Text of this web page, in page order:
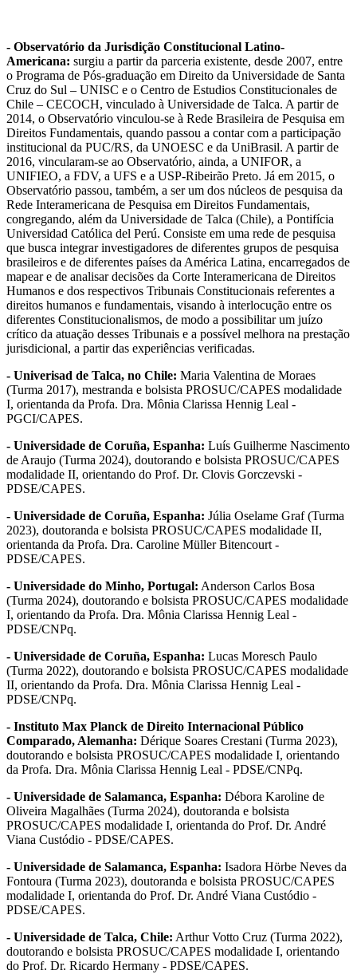
- Observatório da Jurisdição Constitucional Latino-
Americana: surgiu a partir da parceria existente, desde 2007, entre
o Programa de Pós-graduação em Direito da Universidade de Santa
Cruz do Sul – UNISC e o Centro de Estudios Constitucionales de
Chile – CECOCH, vinculado à Universidade de Talca. A partir de
2014, o Observatório vinculou-se à Rede Brasileira de Pesquisa em
Direitos Fundamentais, quando passou a contar com a participação
institucional da PUC/RS, da UNOESC e da UniBrasil. A partir de
2016, vincularam-se ao Observatório, ainda, a UNIFOR, a
UNIFIEO, a FDV, a UFS e a USP-Ribeirão Preto. Já em 2015, o
Observatório passou, também, a ser um dos núcleos de pesquisa da
Rede Interamericana de Pesquisa em Direitos Fundamentais,
congregando, além da Universidade de Talca (Chile), a Pontifícia
Universidad Católica del Perú. Consiste em uma rede de pesquisa
que busca integrar investigadores de diferentes grupos de pesquisa
brasileiros e de diferentes países da América Latina, encarregados de
mapear e de analisar decisões da Corte Interamericana de Direitos
Humanos e dos respectivos Tribunais Constitucionais referentes a
direitos humanos e fundamentais, visando à interlocução entre os
diferentes Constitucionalismos, de modo a possibilitar um juízo
crítico da atuação desses Tribunais e a possível melhora na prestação
jurisdicional, a partir das experiências verificadas.
- Univerisad de Talca, no Chile: Maria Valentina de Moraes
(Turma 2017), mestranda e bolsista PROSUC/CAPES modalidade
I, orientanda da Profa. Dra. Mônia Clarissa Hennig Leal -
PGCI/CAPES.
- Universidade de Coruña, Espanha: Luís Guilherme Nascimento
de Araujo (Turma 2024), doutorando e bolsista PROSUC/CAPES
modalidade II, orientando do Prof. Dr. Clovis Gorczevski -
PDSE/CAPES.
- Universidade de Coruña, Espanha: Júlia Oselame Graf (Turma
2023), doutoranda e bolsista PROSUC/CAPES modalidade II,
orientanda da Profa. Dra. Caroline Müller Bitencourt -
PDSE/CAPES.
- Universidade do Minho, Portugal: Anderson Carlos Bosa
(Turma 2024), doutorando e bolsista PROSUC/CAPES modalidade
I, orientando da Profa. Dra. Mônia Clarissa Hennig Leal -
PDSE/CNPq.
- Universidade de Coruña, Espanha: Lucas Moresch Paulo
(Turma 2022), doutorando e bolsista PROSUC/CAPES modalidade
II, orientando da Profa. Dra. Mônia Clarissa Hennig Leal -
PDSE/CNPq.
- Instituto Max Planck de Direito Internacional Público
Comparado, Alemanha: Dérique Soares Crestani (Turma 2023),
doutorando e bolsista PROSUC/CAPES modalidade I, orientando
da Profa. Dra. Mônia Clarissa Hennig Leal - PDSE/CNPq.
- Universidade de Salamanca, Espanha: Débora Karoline de
Oliveira Magalhães (Turma 2024), doutoranda e bolsista
PROSUC/CAPES modalidade I, orientanda do Prof. Dr. André
Viana Custódio - PDSE/CAPES.
- Universidade de Salamanca, Espanha: Isadora Hörbe Neves da
Fontoura (Turma 2023), doutoranda e bolsista PROSUC/CAPES
modalidade I, orientanda do Prof. Dr. André Viana Custódio -
PDSE/CAPES.
- Universidade de Talca, Chile: Arthur Votto Cruz (Turma 2022),
doutorando e bolsista PROSUC/CAPES modalidade I, orientando
do Prof. Dr. Ricardo Hermany - PDSE/CAPES.